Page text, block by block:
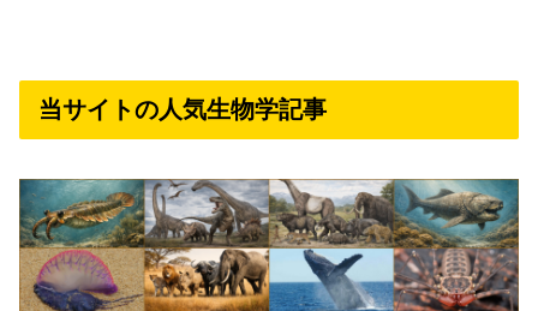
当サイトの人気生物学記事